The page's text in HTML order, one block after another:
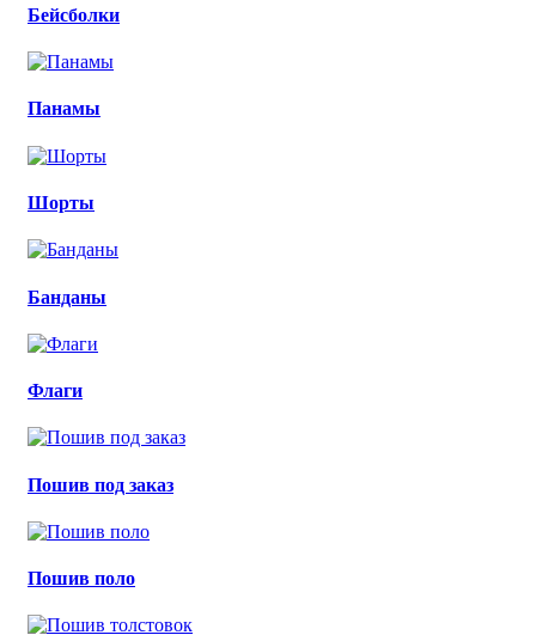
Бейсболки
Панамы
Шорты
Банданы
Флаги
Пошив под заказ
Пошив поло